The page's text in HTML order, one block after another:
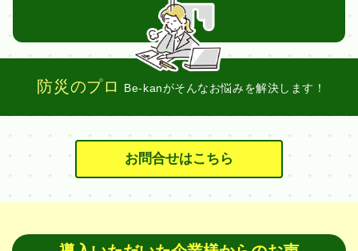
防災のプロ Be-kanがそんなお悩みを解決します！
お問合せはこちら